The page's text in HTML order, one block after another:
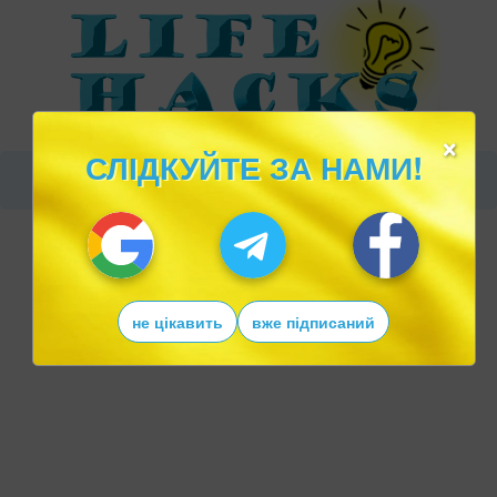
×
СЛІДКУЙТЕ ЗА НАМИ!
не цікавить вже підписаний